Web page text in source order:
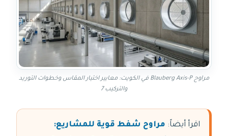
مراوح Blauberg Axis-P في الكويت: معايير اختيار المقاس وخطوات التوريد
والتركيب 7
اقرأ أيضاً: مراوح شفط قوية للمشاريع: